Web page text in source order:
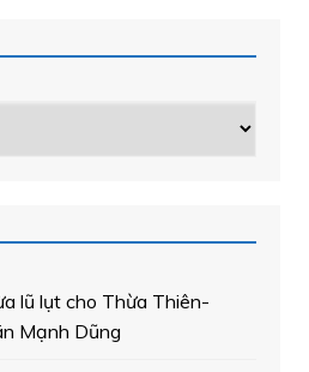
lũ lụt cho Thừa Thiên-
Dũng